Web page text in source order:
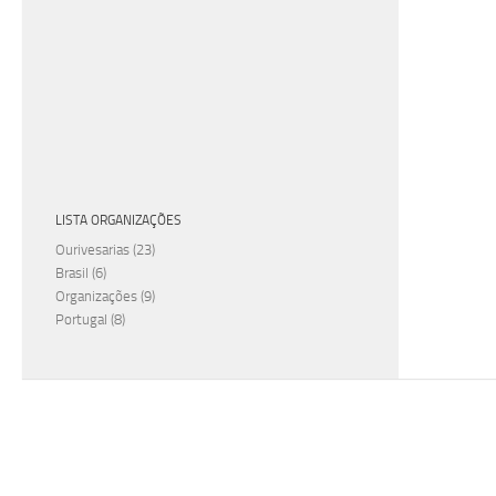
LISTA ORGANIZAÇÕES
Ourivesarias (23)
Brasil (6)
Organizações (9)
Portugal (8)